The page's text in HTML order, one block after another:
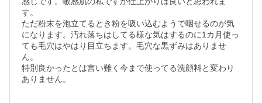
す。
ただ粉末を泡立てるとき粉を吸い込むようで咽せるのが気
になります。汚れ落ちはしてる様な気はするのに1カ月使っ
ても毛穴はやはり目立ちます。毛穴な黒ずみはありませ
ん。
特別良かったとは言い難く今まで使ってる洗顔料と変わり
ありません。